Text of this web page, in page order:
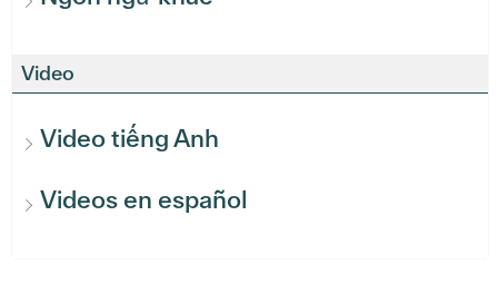
Video
Video tiếng Anh
Videos en español